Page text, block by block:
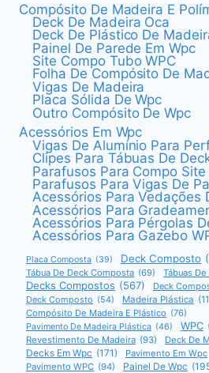
Compósito De Madeira E
Deck De Madeira Oca
Deck De Plástico De
Painel De Parede Em Wpc
Site Compo Tubo WPC
Folha De Compósito De
Vigas De Madeira
Placa Sólida De Wpc
Outro Compósito De Wpc
Acessórios Em Wpc
Vigas De Alumínio Para
Clipes Para Tábuas De
Parafusos Para Compo
Parafusos Para Vigas De
Acessórios Para Vedações
Acessórios Para
Acessórios Para Pérgolas
Acessórios Para Gazebo
Placa Composta (39) Deck Composto
Tábua De Deck Composta (69) Tábuas
Decks Compostos (567) Deck
Deck Composto (54) Madeira Plástica
Compósito De Madeira E Plástico (76)
Pavimento De Madeira Plástica (46) WPC
Revestimento De Madeira (93) Deck De
Decks Em Wpc (171) Pavimento Em Wpc
Pavimento WPC (94) Painel De Wpc